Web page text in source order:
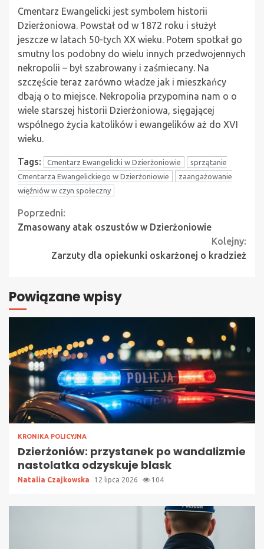
Cmentarz Ewangelicki jest symbolem historii
Dzierżoniowa. Powstał od w 1872 roku i służył
jeszcze w latach 50-tych XX wieku. Potem spotkał go
smutny los podobny do wielu innych przedwojennych
nekropolii – był szabrowany i zaśmiecany. Na
szczęście teraz zarówno władze jak i mieszkańcy
dbają o to miejsce. Nekropolia przypomina nam o o
wiele starszej historii Dzierżoniowa, sięgającej
wspólnego życia katolików i ewangelików aż do XVI
wieku.
Tags: Cmentarz Ewangelicki w Dzierżoniowie
sprzątanie
Cmentarza Ewangelickiego w Dzierżoniowie
zaangażowanie
więźniów w czyn społeczny
Continue
Reading
Poprzedni:
Zmasowany atak oszustów w Dzierżoniowie
Kolejny:
Zarzuty dla opiekunki oskarżonej o kradzież
Powiązane wpisy
KRONIKA POLICYJNA
Dzierżoniów: przystanek po wandalizmie
nastolatka odzyskuje blask
Natalia Czajkowska 12 lipca 2026 104